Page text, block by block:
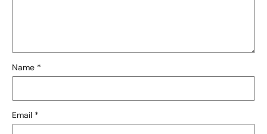
Name *
Email *